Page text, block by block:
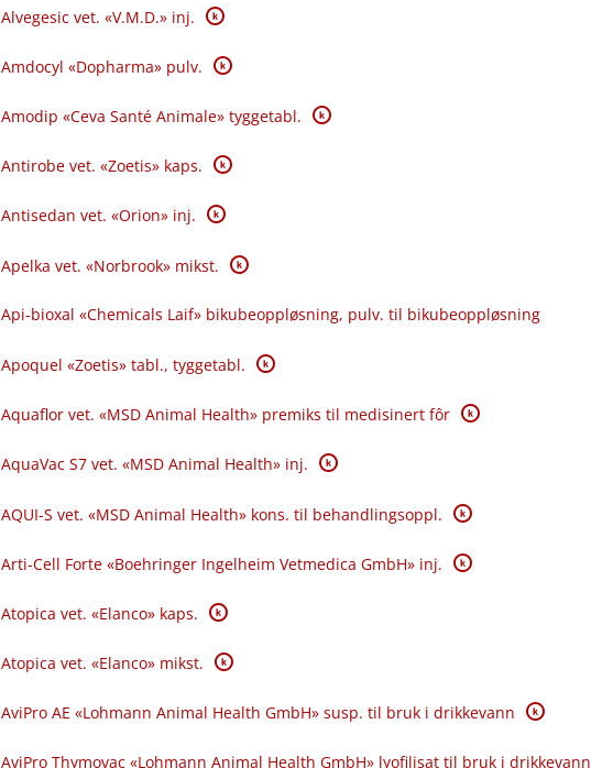
Alvegesic vet. «V.M.D.» inj. K
Amdocyl «Dopharma» pulv. K
Amodip «Ceva Santé Animale» tyggetabl. K
Antirobe vet. «Zoetis» kaps. K
Antisedan vet. «Orion» inj. K
Apelka vet. «Norbrook» mikst. K
Api-bioxal «Chemicals Laif» bikubeoppløsning, pulv. til bikubeoppløsning
Apoquel «Zoetis» tabl., tyggetabl. K
Aquaflor vet. «MSD Animal Health» premiks til medisinert fôr K
AquaVac S7 vet. «MSD Animal Health» inj. K
AQUI-S vet. «MSD Animal Health» kons. til behandlingsoppl. K
Arti-Cell Forte «Boehringer Ingelheim Vetmedica GmbH» inj. K
Atopica vet. «Elanco» kaps. K
Atopica vet. «Elanco» mikst. K
AviPro AE «Lohmann Animal Health GmbH» susp. til bruk i drikkevann K
AviPro Thymovac «Lohmann Animal Health GmbH» lyofilisat til bruk i drikkevann